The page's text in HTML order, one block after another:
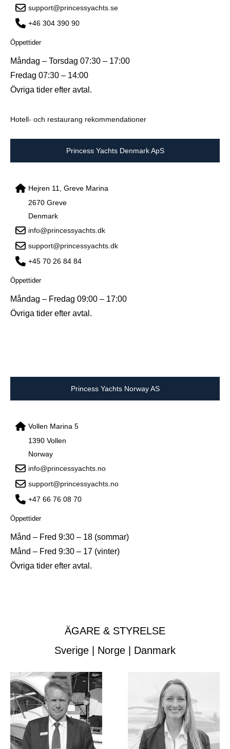
support@princessyachts.se
+46 304 390 90
Öppettider
Måndag – Torsdag 07:30 – 17:00
Fredag 07:30 – 14:00
Övriga tider efter avtal.
Hotell- och restaurang rekommendationer
Princess Yachts Denmark ApS
Hejren 11, Greve Marina
2670 Greve
Denmark
info@princessyachts.dk
support@princessyachts.dk
+45 70 26 84 84
Öppettider
Måndag – Fredag 09:00 – 17:00
Övriga tider efter avtal.
Princess Yachts Norway AS
Vollen Marina 5
1390 Vollen
Norway
info@princessyachts.no
support@princessyachts.no
+47 66 76 08 70
Öppettider
Månd – Fred 9:30 – 18 (sommar)
Månd – Fred 9:30 – 17 (vinter)
Övriga tider efter avtal.
ÄGARE & STYRELSE
Sverige | Norge | Danmark